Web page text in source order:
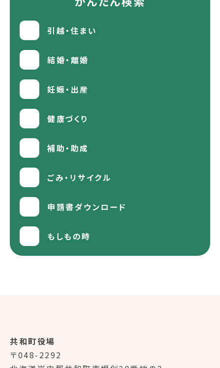
引越・住まい
結婚・離婚
妊娠・出産
健康づくり
補助・助成
ごみ・リサイクル
申請書ダウンロード
もしもの時
共和町役場
〒048-2292